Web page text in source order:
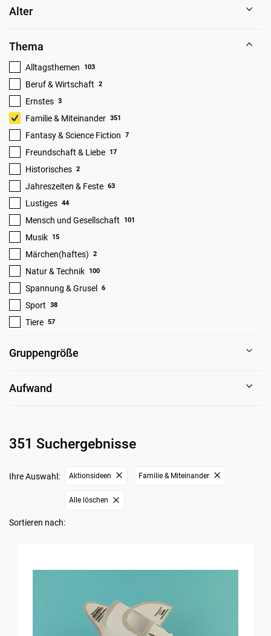
Alter
Thema
Alltagsthemen 103
Beruf & Wirtschaft 2
Ernstes 3
Familie & Miteinander 351
Fantasy & Science Fiction 7
Freundschaft & Liebe 17
Historisches 2
Jahreszeiten & Feste 63
Lustiges 44
Mensch und Gesellschaft 101
Musik 15
Märchen(haftes) 2
Natur & Technik 100
Spannung & Grusel 6
Sport 38
Tiere 57
Gruppengröße
Aufwand
351 Suchergebnisse
Ihre Auswahl: Aktionsideen Familie & Miteinander
Alle löschen
Sortieren nach: